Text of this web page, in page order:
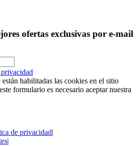
ofertas exclusivas por e-mail
habilitadas las cookies en el sitio
formulario es necesario aceptar nuestra
de privacidad